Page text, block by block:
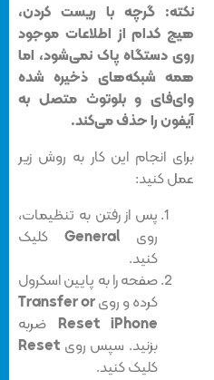
نکته: گرچه با ریست کردن،
هیچ کدام از اطلاعات موجود
روی دستگاه پاک نمی‌شود، اما
همه شبکه‌های ذخیره شده
وای‌فای و بلوتوث متصل به
آیفون را حذف می‌کند.
برای انجام این کار به روش زیر
عمل کنید:
پس از رفتن به تنظیمات،
General
کلیک
کنید.
صفحه را به پایین اسکرول
کرده و روی Transfer or
Reset iPhoneضربه
بزنید‌. سپس رویReset
کلیک کنید.